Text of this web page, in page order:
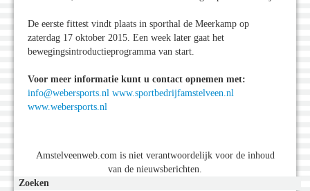
De eerste fittest vindt plaats in sporthal de Meerkamp op
zaterdag 17 oktober 2015. Een week later gaat het
bewegingsintroductieprogramma van start.
Voor meer informatie kunt u contact opnemen met:
info@webersports.nl www.sportbedrijfamstelveen.nl
www.webersports.nl
Amstelveenweb.com is niet verantwoordelijk voor de inhoud
van de nieuwsberichten.
Zoeken